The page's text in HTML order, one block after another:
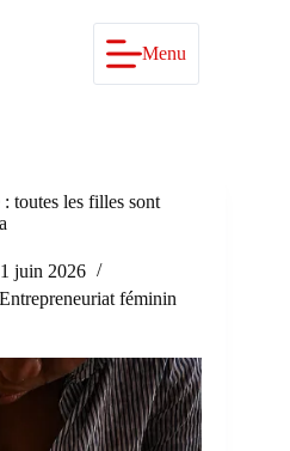
Menu
toutes les filles sont
1 juin 2026
Entrepreneuriat féminin